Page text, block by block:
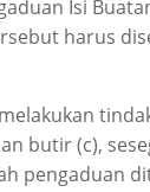
Isi
harus
butir (c),
pengaduan